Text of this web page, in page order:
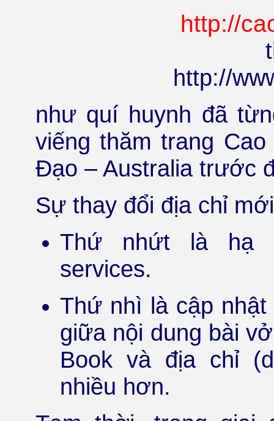
http://
http://
như quí huynh đã
viếng thăm trang
Đạo – Australia trước
Sự thay đổi địa chỉ
Thứ nhứt là hạ
services.
Thứ nhì là cập
giữa nội dung bài
Book và địa chỉ
nhiều hơn.